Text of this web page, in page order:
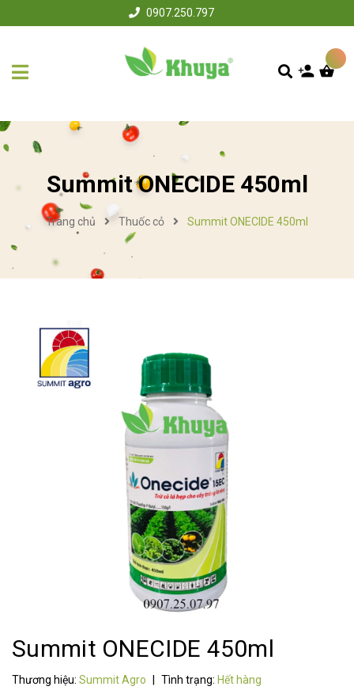
0907.250.797
Summit ONECIDE 450ml
Trang chủ Thuốc cỏ Summit ONECIDE 450ml
Summit ONECIDE 450ml
Thương hiệu: Summit Agro Tình trạng: Hết hàng